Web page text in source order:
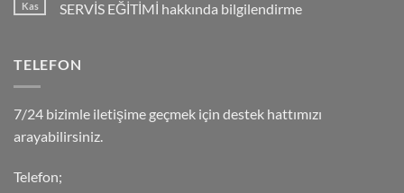
Kas
SERVİS EĞİTİMİ hakkında bilgilendirme
TELEFON
7/24 bizimle iletişime geçmek için destek hattımızı
arayabilirsiniz.
Telefon;